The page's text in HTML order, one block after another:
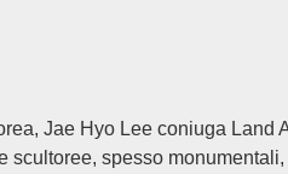
Jae Hyo Lee coniuga Land
scultoree, spesso